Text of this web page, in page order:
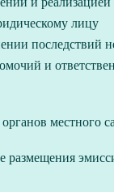
лицу
последствий
и
местного